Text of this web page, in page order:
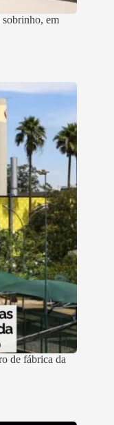
em
de fábrica da